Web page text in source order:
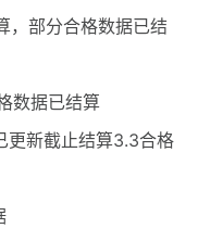
部分合格数据已结
数据已结算
更新截止结算3.3合格